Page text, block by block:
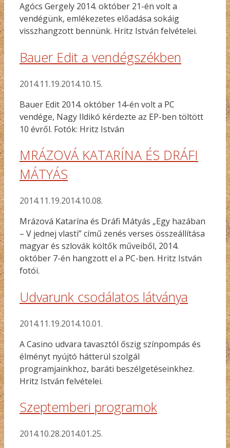
Agócs Gergely 2014. október 21-én volt a
vendégünk, emlékezetes előadása sokáig
visszhangzott bennünk. Hritz István felvételei.
Bauer Edit a vendégszékben
2014.11.19.2014.10.15.
Bauer Edit 2014. október 14-én volt a PC
vendége, Nagy Ildikó kérdezte az EP-ben töltött
10 évről. Fotók: Hritz István
MRÁZOVÁ KATARÍNA ÉS DRÁFI
MÁTYÁS
2014.11.19.2014.10.08.
Mrázová Katarína és Dráfi Mátyás „Egy hazában
– V jednej vlasti” című zenés verses összeállítása
magyar és szlovák költők műveiből, 2014.
október 7-én hangzott el a PC-ben. Hritz István
fotói.
Udvarunk csodálatos látványa
2014.11.19.2014.10.01.
A Casino udvara tavasztól őszig színpompás és
élményt nyújtó hátterül szolgál
programjainkhoz, baráti beszélgetéseinkhez.
Hritz István felvételei.
Szeptemberi programok
2014.10.28.2014.01.25.